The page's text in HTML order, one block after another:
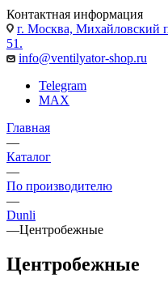
Контактная информация
г. Москва, Михайловский
51.
info@ventilyator-shop.ru
Telegram
MAX
Главная
—
Каталог
—
По производителю
—
Dunli
—Центробежные
Центробежные